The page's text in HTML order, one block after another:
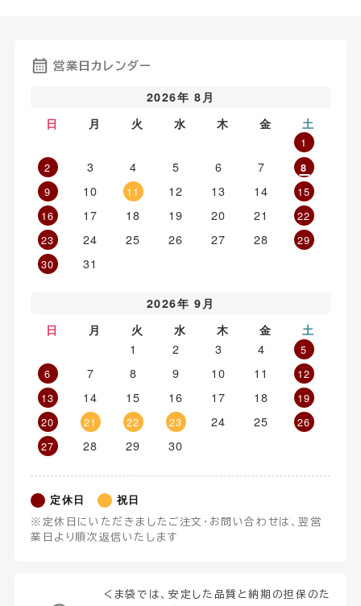
営業日カレンダー
2026年 8月
日
月 火 水 木 金 土
1
2
3 4 5 6 7 8
9 10 11 12 13 14
15
16
17 18 19 20 21
22
23
24 25 26 27 28
29
30
31
2026年 9月
日
月 火 水 木 金 土
1 2 3 4
5
6
7 8 9 10 11
12
13
14 15 16 17 18
19
20
21 22 23 24 25
26
27
28 29 30
定休日 祝日
※定休日にいただきましたご注文・お問い合わせは、翌営
業日より順次返信いたします
くま袋では、安定した品質と納期の担保のた